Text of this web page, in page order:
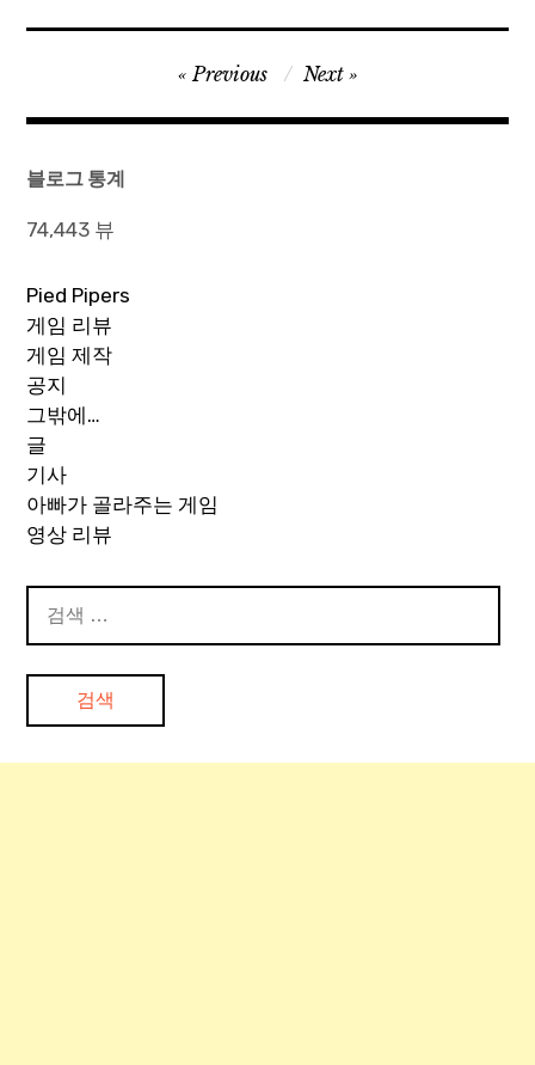
탐
Previous Next
블로그 통계
74,443 뷰
Pied Pipers
게임 리뷰
게임 제작
공지
그밖에…
글
기사
아빠가 골라주는 게임
영상 리뷰
색: